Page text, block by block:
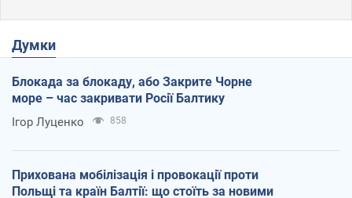
Думки
Блокада за блокаду, або Закрите Чорне
море – час закривати Росії Балтику
Ігор Луценко 858
Прихована мобілізація і провокації проти
Польщі та країн Балтії: що стоїть за новими